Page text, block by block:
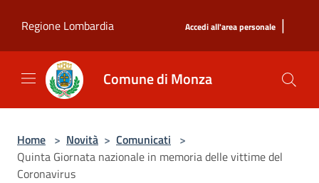
Regione Lombardia
Accedi all'area personale |
Comune di Monza
Home > Novità > Comunicati >
Quinta Giornata nazionale in memoria delle vittime del
Coronavirus